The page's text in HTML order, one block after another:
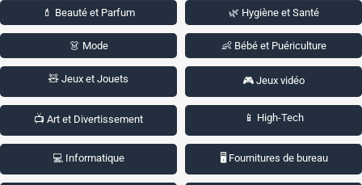
💄 Beauté et Parfum 🌿 Hygiène et Santé
👗 Mode 👶 Bébé et Puériculture
🧸 Jeux et Jouets 🎮 Jeux vidéo
📺 Art et Divertissement 📱 High-Tech
💻 Informatique 🖥️ Fournitures de bureau